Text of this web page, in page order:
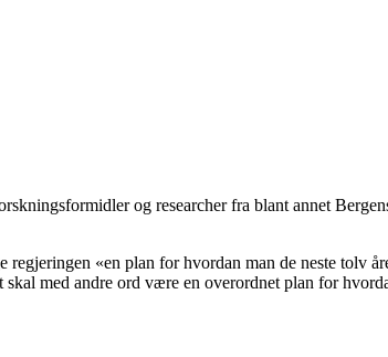
og researcher fra blant annet
«en plan for hvordan man de neste tolv
med andre ord være en overordnet plan for